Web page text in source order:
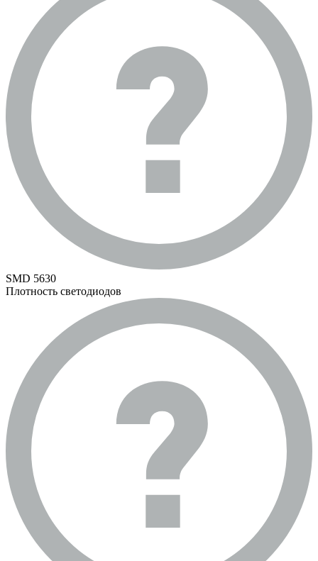
SMD 5630
Плотность светодиодов